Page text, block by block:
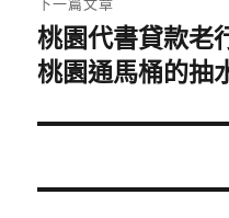
下
一
文
桃園代書貸款老
桃園通馬桶的抽